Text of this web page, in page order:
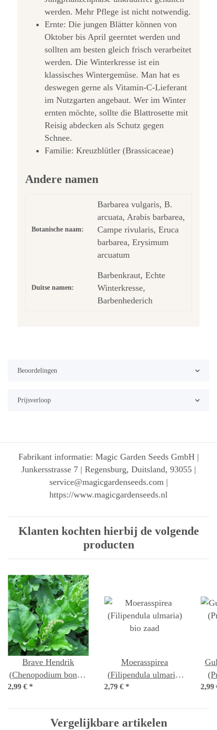
werden. Mehr Pflege ist nicht notwendig.
Ernte: Die jungen Blätter können von
Oktober bis April geerntet werden und
sollten am besten gleich frisch verarbeitet
werden. Die Winterkresse ist ein
klassisches Wintergemüse. Man hat es
deswegen gerne als Vitamin-C-Lieferant
im Nutzgarten angebaut. Wer im Winter
ernten möchte, sollte die Blattrosette mit
Reisig abdecken als Schutz gegen
Schnee.
Familie: Kreuzblütler (Brassicaceae)
Andere namen
Botanische naam:
Barbarea vulgaris, B.
arcuata, Arabis barbarea,
Campe rivularis, Eruca
barbarea, Erysimum
arcuatum
Duitse namen:
Barbenkraut, Echte
Winterkresse,
Barbenhederich
Beoordelingen
Prijsverloop
Fabrikant informatie: Magic Garden Seeds GmbH |
Junkersstrasse 7 | Regensburg, Duitsland, 93055 |
service@magicgardenseeds.com |
https://www.magicgardenseeds.nl
Klanten kochten hierbij de volgende
producten
Brave Hendrik
(Chenopodium bonus-
henricus) bio zaad
2,99 € *
Moerasspirea
(Filipendula ulmaria)
2,79 € * 2,99
Vergelijkbare artikelen